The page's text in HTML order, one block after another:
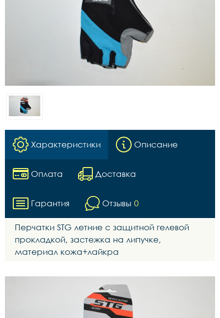
Характеристики Описание
Оплата Доставка
Гарантия Отзывы 0
Перчатки STG летние с защитной гелевой
прокладкой, застежка на липучке,
материал кожа+лайкра